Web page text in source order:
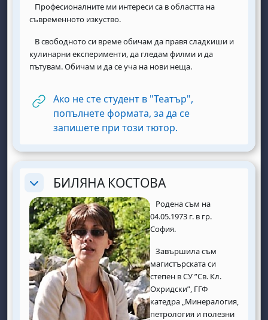
Професионалните ми интереси са в областта на
съвременното изкуство.
В свободното си времеобичам да правя сладкиши и
кулинарни експерименти, да гледам филми и да
пътувам. Обичам и да се уча на нови неща.
Ако не сте студент в "Театър",
попълнете формата, за да се
запишете при този тютор.
ReplierБИЛЯНА КОСТОВА
Родена съм на
04.05.1973 г. в гр.
София.
Завършила съм
магистърската си
степен в СУ ”Св. Кл.
Охридски”, ГГФ
катедра „Минералогия,
петрология и полезни